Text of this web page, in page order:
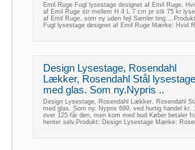
Emil Ruge Fugl lysestage designet af Emil Ruge,
af Emil Ruge str mellem H 4 L 7 cm pr stk 75 kr
af Emil Ruge, som ny uden fejl Samler
Fugl lysestage designet af Emil Ruge Mærke: Hvid
Design Lysestage, Rosendahl
Lækker, Rosendahl Stål lysestage
med glas. Som ny.Nypris ..
Design Lysestage, Rosendahl Lækker, Rosendahl
med glas. Som ny. Nypris 699, ved hurtig handel kr.
over 125 får den, men kom med bud Køber betaler
henter selv.Produkt: Design Lysestage Mærke: